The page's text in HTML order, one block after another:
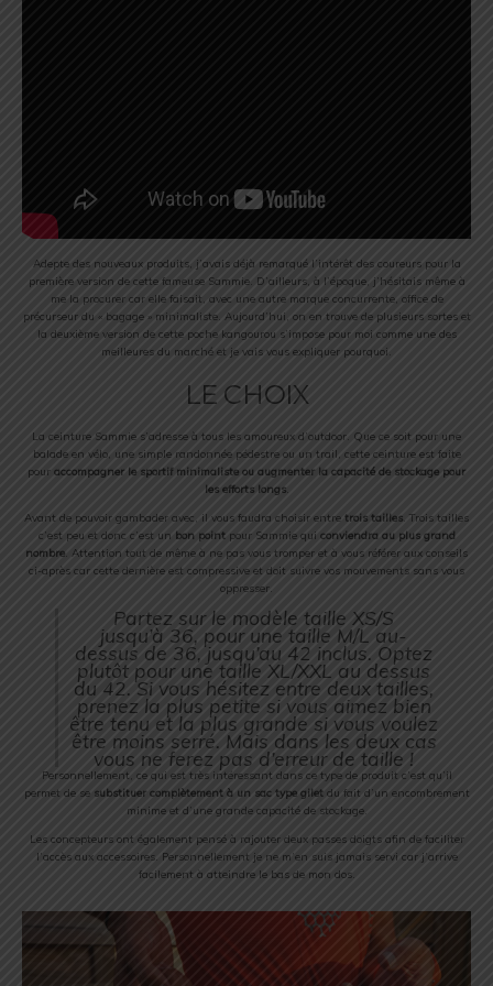
Adepte des nouveaux produits, j’avais déjà remarqué l’intérêt des coureurs pour la
première version de cette fameuse Sammie. D’ailleurs, à l’époque, j’hésitais même à
me la procurer car elle faisait, avec une autre marque concurrente, office de
précurseur du « bagage » minimaliste. Aujourd’hui, on en trouve de plusieurs sortes et
la deuxième version de cette poche kangourou s’impose pour moi comme une des
meilleures du marché et je vais vous expliquer pourquoi.
LE CHOIX
La ceinture Sammie s’adresse à tous les amoureux d’outdoor. Que ce soit pour une
balade en vélo, une simple randonnée pédestre ou un trail, cette ceinture est faite
pour accompagner le sportif minimaliste ou augmenter la capacité de stockage pour
les efforts longs.
Avant de pouvoir gambader avec, il vous faudra choisir entre trois tailles . Trois tailles
c’est peu et donc c’est un bon pointpour Sammie qui conviendra au plus grand
nombre. Attention tout de même à ne pas vous tromper et à vous référer aux conseils
ci-après car cette dernière est compressive et doit suivre vos mouvements sans vous
oppresser.
Partez sur le modèle taille XS/S
jusqu’à 36, pour une taille M/L au-
dessus de 36, jusqu’au 42 inclus. Optez
plutôt pour une taille XL/XXL au dessus
du 42. Si vous hésitez entre deux tailles,
prenez la plus petite si vous aimez bien
être tenu et la plus grande si vous voulez
être moins serré. Mais dans les deux cas
vous ne ferez pas d’erreur de taille !
Personnellement, ce qui est très intéressant dans ce type de produit c’est qu’il
permet de se substituer complètement à un sac type giletdu fait d’un encombrement
minime et d’une grande capacité de stockage.
Les concepteurs ont également pensé à rajouter deux passes doigts afin de faciliter
l’accès aux accessoires. Personnellement je ne m’en suis jamais servi car j’arrive
facilement à atteindre le bas de mon dos.